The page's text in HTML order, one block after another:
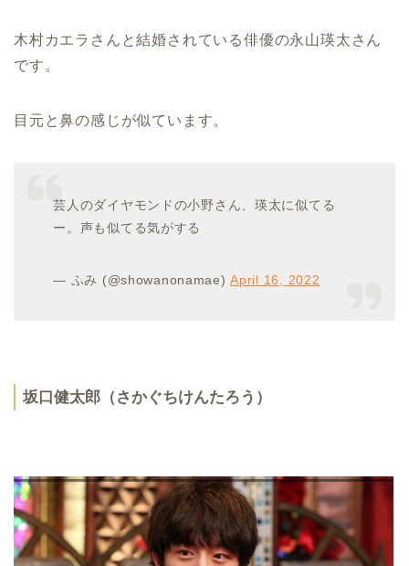
木村カエラさんと結婚されている俳優の永山瑛太さん
です。
目元と鼻の感じが似ています。
芸人のダイヤモンドの小野さん、瑛太に似てる
ー。声も似てる気がする
— ふみ (@showanonamae)April 16, 2022
坂口健太郎（さかぐちけんたろう）